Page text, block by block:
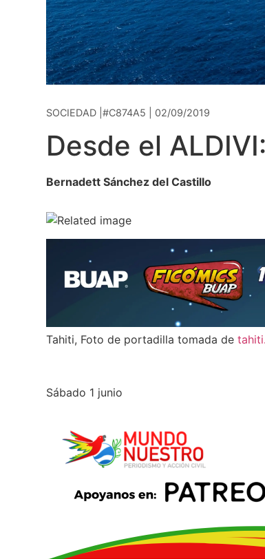
SOCIEDAD |#C874A5 | 02/09/2019
Desde el
Bernadett Sánchez del Castillo
Tahiti, Foto de portadilla tomada de
Sábado 1 junio